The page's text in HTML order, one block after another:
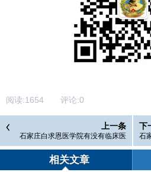
阅读:1654 评论:0
上一条
石家庄白求恩医学院有没有临床医
学专业?
下
石
学
相关文章